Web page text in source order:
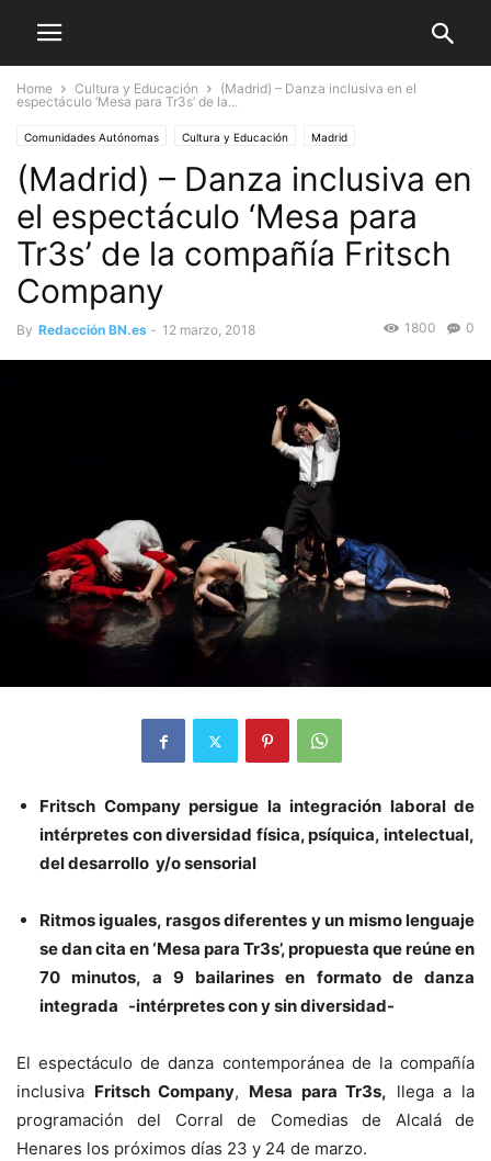
Home Cultura y Educación
(Madrid) – Danza inclusiva en el
espectáculo ‘Mesa para Tr3s’ de la...
Comunidades Autónomas Cultura y Educación Madrid
(Madrid) – Danza inclusiva en
el espectáculo ‘Mesa para
Tr3s’ de la compañía Fritsch
Company
By Redacción BN.es - 12 marzo, 2018 0
1800
Fritsch Company persigue la integración laboral de
intérpretes con diversidad física, psíquica, intelectual,
del desarrollo y/o sensorial
Ritmos iguales, rasgos diferentes y un mismo lenguaje
se dan cita en ‘Mesa para Tr3s’, propuesta que reúne en
70 minutos, a 9 bailarines en formato de danza
integrada -intérpretes con y sin diversidad-
El espectáculo de danza contemporánea de la compañía
inclusiva Fritsch Company, Mesa para Tr3s, llega a la
programación del Corral de Comedias de Alcalá de
Henares los próximos días 23 y 24 de marzo.